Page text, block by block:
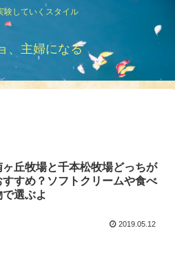
験していくスタイル
、主婦になる
ヶ丘牧場と千本松牧場どっちが
すすめ？ソフトクリームや食べ
で選ぶよ
2019.05.12